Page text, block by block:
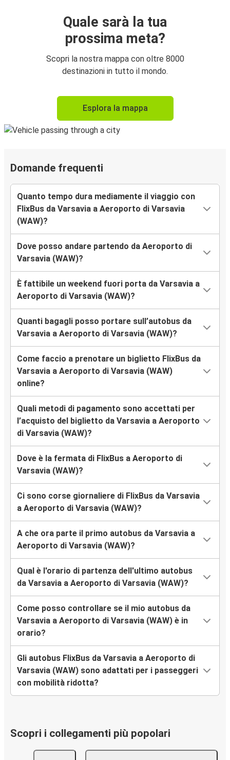
Quale sarà la tua
prossima meta?
Scopri la nostra mappa con oltre 8000
destinazioni in tutto il mondo.
Esplora la mappa
Domande frequenti
Quanto tempo dura mediamente il viaggio con
FlixBus da Varsavia a Aeroporto di Varsavia
(WAW)?
Dove posso andare partendo da Aeroporto di
Varsavia (WAW)?
È fattibile un weekend fuori porta da Varsavia a
Aeroporto di Varsavia (WAW)?
Quanti bagagli posso portare sull’autobus da
Varsavia a Aeroporto di Varsavia (WAW)?
Come faccio a prenotare un biglietto FlixBus da
Varsavia a Aeroporto di Varsavia (WAW)
online?
Quali metodi di pagamento sono accettati per
l’acquisto del biglietto da Varsavia a Aeroporto
di Varsavia (WAW)?
Dove è la fermata di FlixBus a Aeroporto di
Varsavia (WAW)?
Ci sono corse giornaliere di FlixBus da Varsavia
a Aeroporto di Varsavia (WAW)?
A che ora parte il primo autobus da Varsavia a
Aeroporto di Varsavia (WAW)?
Qual è l'orario di partenza dell'ultimo autobus
da Varsavia a Aeroporto di Varsavia (WAW)?
Come posso controllare se il mio autobus da
Varsavia a Aeroporto di Varsavia (WAW) è in
orario?
Gli autobus FlixBus da Varsavia a Aeroporto di
Varsavia (WAW) sono adattati per i passeggeri
con mobilità ridotta?
Scopri i collegamenti più popolari